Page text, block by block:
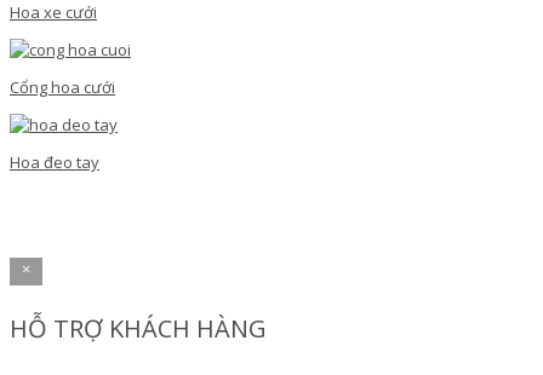
Hoa xe cưới
Cổng hoa cưới
Hoa đeo tay
×
HỖ TRỢ KHÁCH HÀNG